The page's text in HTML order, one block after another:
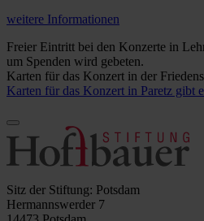
weitere Informationen
Freier Eintritt bei den Konzerte in
um Spenden wird gebeten.
Karten für das Konzert in der
Karten für das Konzert in Paretz gibt
Sitz der Stiftung: Potsdam
Hermannswerder 7